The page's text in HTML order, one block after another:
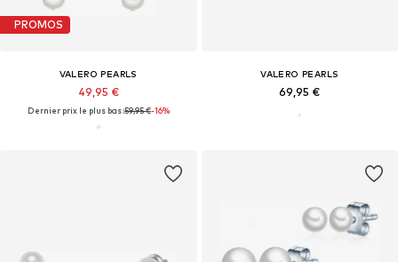
PROMOS
VALERO PEARLS
49,95 €
Dernier prix le plus bas :59,95 €-16%
VALERO PEARLS
69,95 €